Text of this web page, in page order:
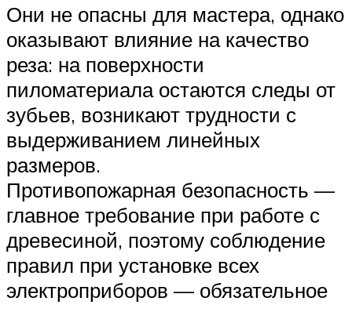
Они не опасны для мастера, однако
оказывают влияние на качество
реза: на поверхности
пиломатериала остаются следы от
зубьев, возникают трудности с
выдерживанием линейных
размеров.
Противопожарная безопасность —
главное требование при работе с
древесиной, поэтому соблюдение
правил при установке всех
электроприборов — обязательное